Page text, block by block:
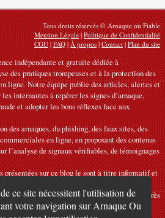
ce site nécessitent l'utilisation de
votre navigation sur Arnaque Ou
Tous droits réservés © Arnaque ou Fiable
Mention Légale|Politique de Confidentialité
CGU|FAQ|À propos|Contact|Plan du site
indépendante et gratuite dédiée à
des pratiques trompeuses et à la protection des
ligne. Notre équipe publie des articles, alertes et
internautes à repérer les signes d’arnaque,
et adopter les bons réflexes face aux
des arnaques, du phishing, des faux sites, des
en ligne, en proposant des contenus
l’analyse de signaux vérifiables, de témoignages
présentées sur ce blog le sont à titre informatif et
recommandations officielles ni des conseils
personnalisés. Elles doivent être vérifiées auprès
compétents selon la situation. Nous ne